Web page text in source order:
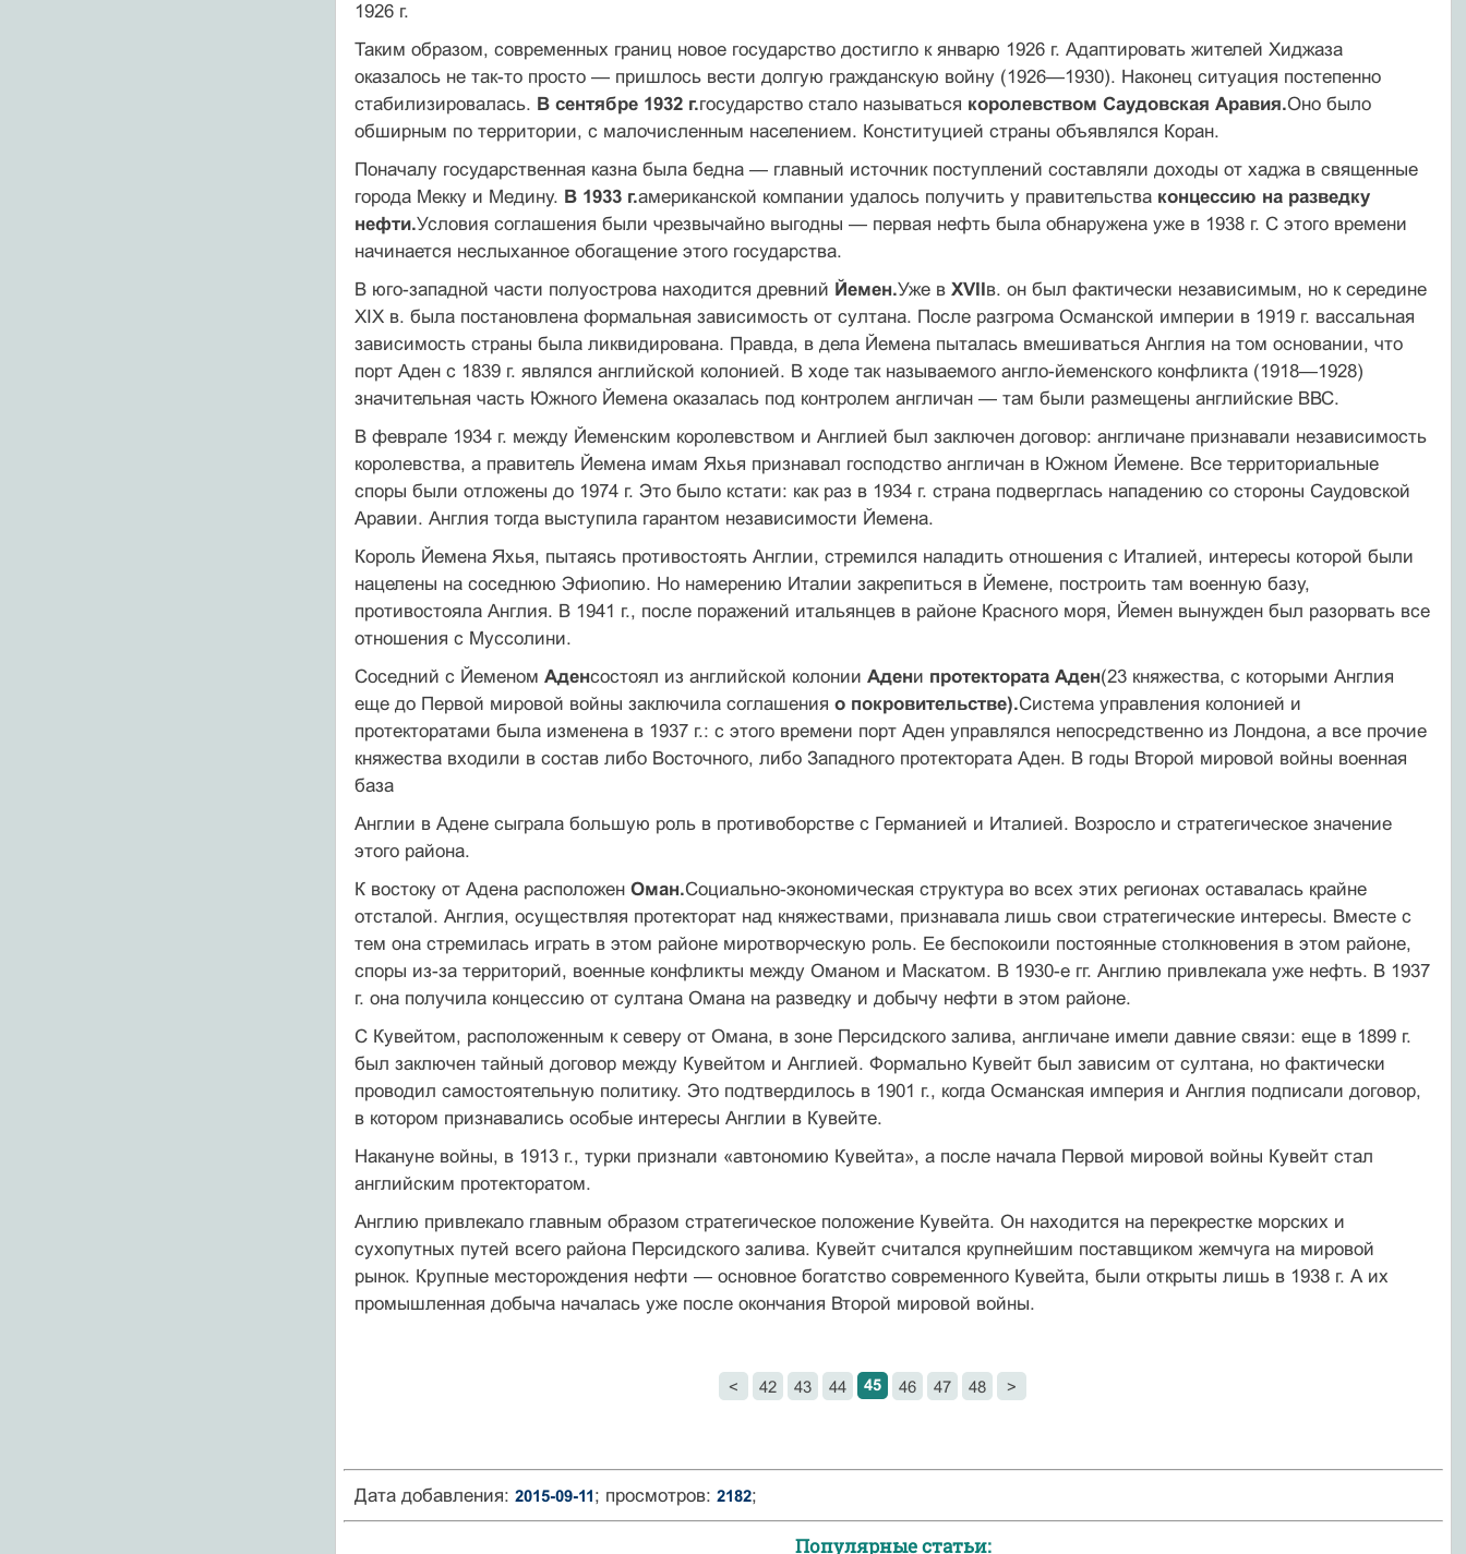
1926 г.
Таким образом, современных границ новое государство достигло к январю 1926 г. Адаптировать жителей Хиджаза
оказалось не так-то просто — пришлось вести долгую гражданскую войну (1926—1930). Наконец ситуация постепенно
стабилизировалась. В сентябре 1932 г.государство стало называться королевством Саудовская Аравия.Оно было
обширным по территории, с малочисленным населением. Кон­ституцией страны объявлялся Коран.
Поначалу государственная казна была бедна — главный источник поступлений составляли доходы от хаджа в священные
города Мекку и Медину. В 1933 г.американской компании удалось получить у прави­тельства концессию на разведку
нефти.Условия соглашения были чрез­вычайно выгодны — первая нефть была обнаружена уже в 1938 г. С это­го времени
начинается неслыханное обогащение этого государства.
В юго-западной части полуострова находится древний Йемен.Уже в XVIIв. он был фактически независимым, но к середине
XIX в. была постановлена формальная зависимость от султана. После разгрома Османской империи в 1919 г. вассальная
зависимость страны была ликвидирована. Правда, в дела Йемена пыталась вмешиваться Англия на том основании, что
порт Аден с 1839 г. являлся английской колони­ей. В ходе так называемого англо-йеменского конфликта (1918—1928)
значительная часть Южного Йемена оказалась под контролем англи­чан — там были размещены английские ВВС.
В феврале 1934 г. между Йеменским королевством и Англией был заключен договор: англичане признавали независимость
королевства, а правитель Йемена имам Яхья признавал господство англичан в Юж­ном Йемене. Все территориальные
споры были отложены до 1974 г. Это было кстати: как раз в 1934 г. страна подверглась нападению со стороны Саудовской
Аравии. Англия тогда выступила гарантом неза­висимости Йемена.
Король Йемена Яхья, пытаясь противостоять Англии, стремился наладить отношения с Италией, интересы которой были
нацелены на соседнюю Эфиопию. Но намерению Италии закрепиться в Йемене, построить там военную базу,
противостояла Англия. В 1941 г., после поражений итальянцев в районе Красного моря, Йемен вынужден был разорвать все
отношения с Муссолини.
Соседний с Йеменом Аденсостоял из английской колонии Адени протектората Аден(23 княжества, с которыми Англия
еще до Первой мировой войны заключила соглашения о покровительстве).Система управления колонией и
протекторатами была изменена в 1937 г.: с этого времени порт Аден управлялся непосредственно из Лондона, а все прочие
княжества входили в состав либо Восточного, либо Запад­ного протектората Аден. В годы Второй мировой войны военная
база
Англии в Адене сыграла большую роль в противоборстве с Германией и Италией. Возросло и стратегическое значение
этого района.
К востоку от Адена расположен Оман.Социально-экономическая структура во всех этих регионах оставалась крайне
отсталой. Англия, осуществляя протекторат над княжествами, признавала лишь свои стратегические интересы. Вместе с
тем она стремилась играть в этом районе миротворческую роль. Ее беспокоили постоянные столкнове­ния в этом районе,
споры из-за территорий, военные конфликты между Оманом и Маскатом. В 1930-е гг. Англию привлекала уже нефть. В 1937
г. она получила концессию от султана Омана на развед­ку и добычу нефти в этом районе.
С Кувейтом, расположенным к северу от Омана, в зоне Персидско­го залива, англичане имели давние связи: еще в 1899 г.
был заключен тайный договор между Кувейтом и Англией. Формально Кувейт был зависим от султана, но фактически
проводил самостоятельную поли­тику. Это подтвердилось в 1901 г., когда Османская империя и Англия подписали договор,
в котором признавались особые интересы Англии в Кувейте.
Накануне войны, в 1913 г., турки признали «автономию Кувейта», а после начала Первой мировой войны Кувейт стал
английским про­текторатом.
Англию привлекало главным образом стратегическое положение Кувейта. Он находится на перекрестке морских и
сухопутных путей всего района Персидского залива. Кувейт считался крупнейшим по­ставщиком жемчуга на мировой
рынок. Крупные месторождения нефти — основное богатство современного Кувейта, были открыты лишь в 1938 г. А их
промышленная добыча началась уже после окон­чания Второй мировой войны.
< 42 43 44 45 46 47 48 >
Дата добавления: 2015-09-11; просмотров: 2182;
Популярные статьи: